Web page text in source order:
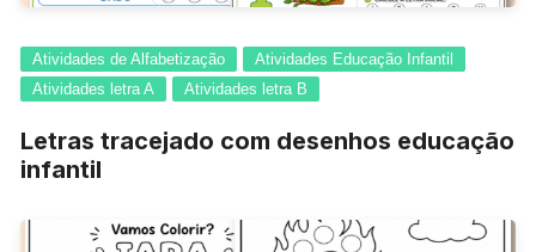
Atividades de Alfabetização
Atividades Educação Infantil
Atividades letra A
Atividades letra B
Letras tracejado com desenhos educação
infantil